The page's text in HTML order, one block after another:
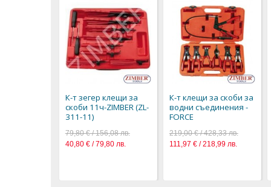
К-т зегер клещи за
скоби 11ч-ZIMBER (ZL-
311-11)
79,80 € / 156,08 лв.
40,80 € / 79,80 лв.
К-т клещи за скоби за
водни съединения -
FORCE
219,00 € / 428,33 лв.
111,97 € / 218,99 лв.